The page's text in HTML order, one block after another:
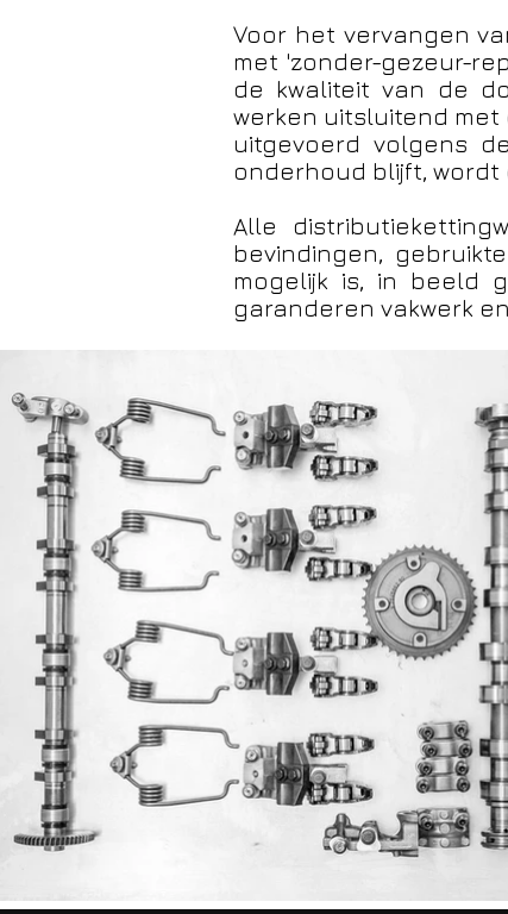
Voor het vervangen
met 'zonder-gezeur-
de kwaliteit van de
werken uitsluitend
uitgevoerd volgens
onderhoud blijft, wordt
Alle
bevindingen,
mogelijk is, in beeld
garanderen vakwerk